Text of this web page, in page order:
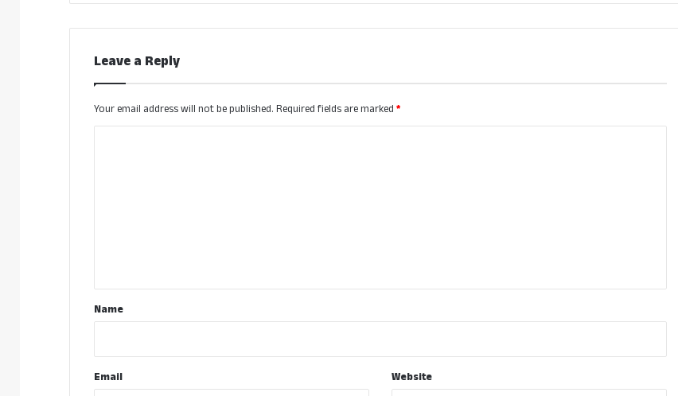
Leave a Reply
Your email address will not be published. Required fields are marked *
*Name
Email Website